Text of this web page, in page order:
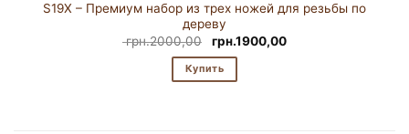
S19X – Премиум набор из трех ножей для резьбы по
дереву
грн.2000,00
Первоначальная
цена
составляла
грн.2000,00.
грн.1900,00Текущая
Купить